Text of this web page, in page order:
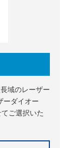
域のレーザー
ーダイオー
ご選択いた